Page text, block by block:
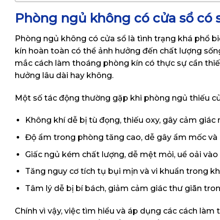
Phòng ngủ không có cửa sổ có
Phòng ngủ không có cửa sổ là tình trạng khá phổ
kín hoàn toàn có thể ảnh hưởng đến chất lượng
mắc cách làm thoáng phòng kín có thực sự cần
hưởng lâu dài hay không.
Một số tác động thường gặp khi phòng ngủ thiếu
Không khí dễ bị tù đọng, thiếu oxy, gây cảm
Độ ẩm trong phòng tăng cao, dễ gây ẩm mốc và
Giấc ngủ kém chất lượng, dễ mệt mỏi, uể oải
Tăng nguy cơ tích tụ bụi mịn và vi khuẩn trong
Tâm lý dễ bị bí bách, giảm cảm giác thư giãn
Chính vì vậy, việc tìm hiểu và áp dụng các cách